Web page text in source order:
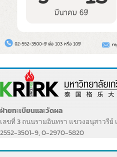
ฝ่ายทะเบียนและวัดผล
เลขที่ 3 ถนนรามอินทรา แขวงอนุสาวรีย์
2552-3501-9, 0-2970-5820